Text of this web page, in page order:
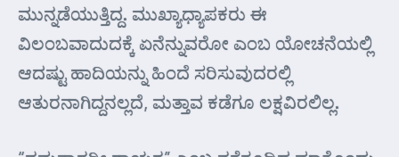
ಮುನ್ನಡೆಯುತ್ತಿದ್ದ. ಮುಖ್ಯಾಧ್ಯಾಪಕರು ಈ
ವಿಲಂಬವಾದುದಕ್ಕೆ ಏನೆನ್ನುವರೋ ಎಂಬ ಯೋಚನೆಯಲ್ಲಿ
ಆದಷ್ಟು ಹಾದಿಯನ್ನು ಹಿಂದೆ ಸರಿಸುವುದರಲ್ಲಿ
ಆತುರನಾಗಿದ್ದನಲ್ಲದೆ, ಮತ್ತಾವ ಕಡೆಗೂ ಲಕ್ಷವಿರಲಿಲ್ಲ.